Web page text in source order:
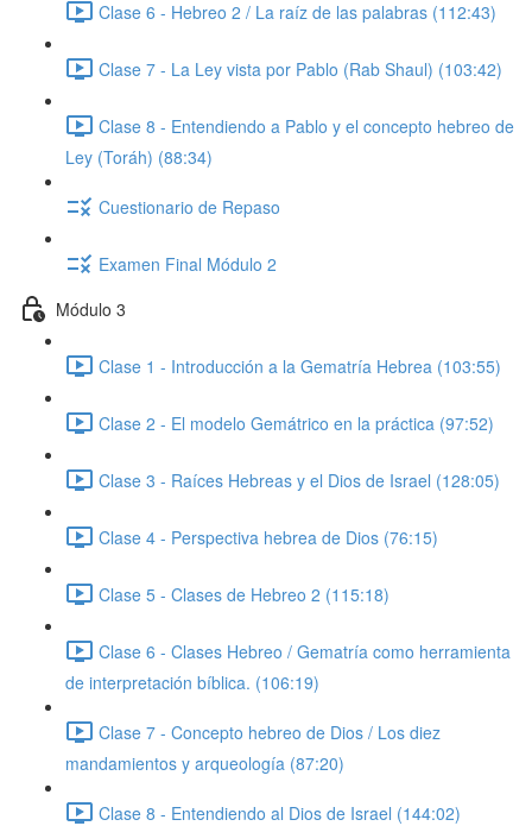
Clase 6 - Hebreo 2 / La raíz de las palabras (112:43)
Clase 7 - La Ley vista por Pablo (Rab Shaul) (103:42)
Clase 8 - Entendiendo a Pablo y el concepto hebreo de
Ley (Toráh) (88:34)
Cuestionario de Repaso
Examen Final Módulo 2
Módulo 3
Clase 1 - Introducción a la Gematría Hebrea (103:55)
Clase 2 - El modelo Gemátrico en la práctica (97:52)
Clase 3 - Raíces Hebreas y el Dios de Israel (128:05)
Clase 4 - Perspectiva hebrea de Dios (76:15)
Clase 5 - Clases de Hebreo 2 (115:18)
Clase 6 - Clases Hebreo / Gematría como herramienta
de interpretación bíblica. (106:19)
Clase 7 - Concepto hebreo de Dios / Los diez
mandamientos y arqueología (87:20)
Clase 8 - Entendiendo al Dios de Israel (144:02)